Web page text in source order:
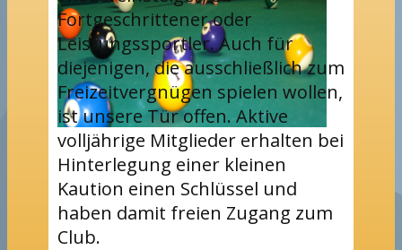
Fortgeschrittener oder
Leistungssportler. Auch für
diejenigen, die ausschließlich zum
Freizeitvergnügen spielen wollen,
ist unsere Tür offen. Aktive
volljährige Mitglieder erhalten bei
Hinterlegung einer kleinen
Kaution einen Schlüssel und
haben damit freien Zugang zum
Club.